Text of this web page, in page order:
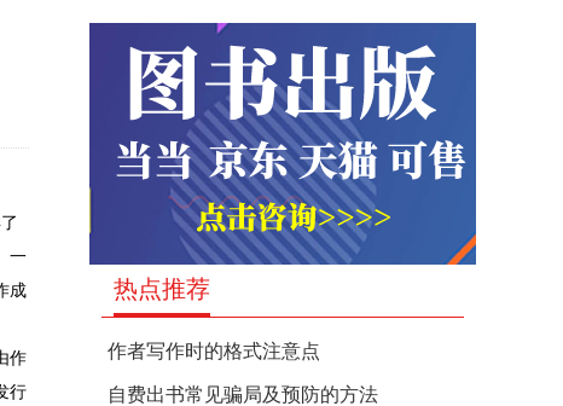
一
成
作
行
热点推荐
作者写作时的格式注意点
自费出书常见骗局及预防的方法